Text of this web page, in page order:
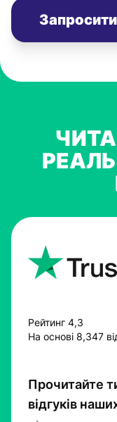
Рейтинг 4,3
На основі 8,347
Прочитайте
відгуків